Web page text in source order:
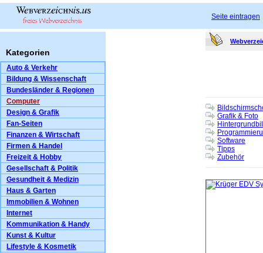
Seite eintragen
Kategorien
Auto & Verkehr
Bildung & Wissenschaft
Bundesländer & Regionen
Computer
Design & Grafik
Fan-Seiten
Finanzen & Wirtschaft
Firmen & Handel
Freizeit & Hobby
Gesellschaft & Politik
Gesundheit & Medizin
Haus & Garten
Immobilien & Wohnen
Internet
Kommunikation & Handy
Kunst & Kultur
Lifestyle & Kosmetik
Grafik & Foto
Software
Tipps
Zubehör